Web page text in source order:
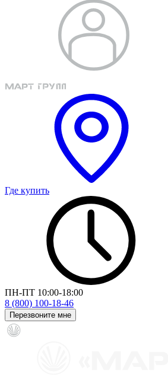
Где купить
ПН-ПТ 10:00-18:00
8 (800) 100-18-46
Перезвоните мне